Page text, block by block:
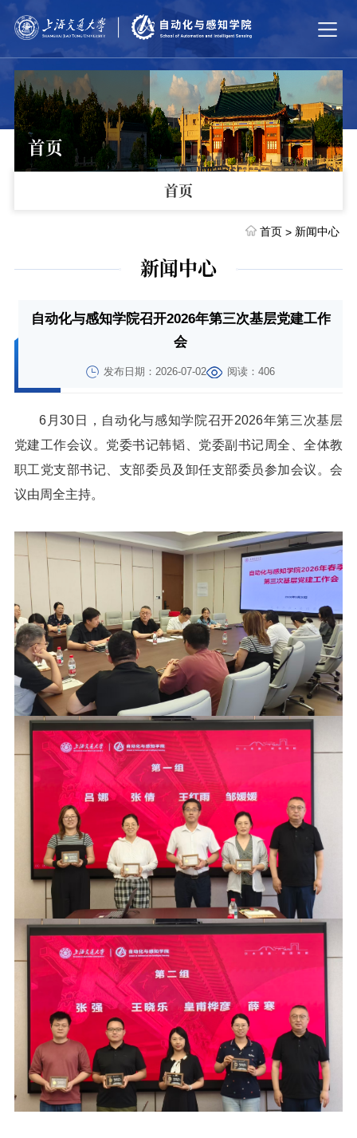
首页
首页
首页 > 新闻中心
新闻中心
自动化与感知学院召开2026年第三次基层党建工作
会
发布日期：2026-07-02 阅读：406
6月30日，自动化与感知学院召开2026年第三次基层
党建工作会议。党委书记韩韬、党委副书记周全、全体教
职工党支部书记、支部委员及卸任支部委员参加会议。会
议由周全主持。